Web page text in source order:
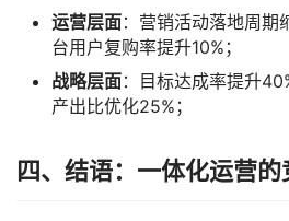
运营层面：营销活动落地周
台用户复购率提升10%；
战略层面：目标达成率提升
产出比优化25%；
四、结语：一体化运营的